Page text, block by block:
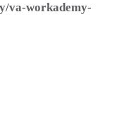
va-workademy-